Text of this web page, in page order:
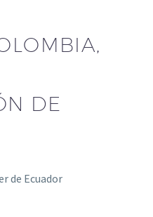
DE
de Ecuador